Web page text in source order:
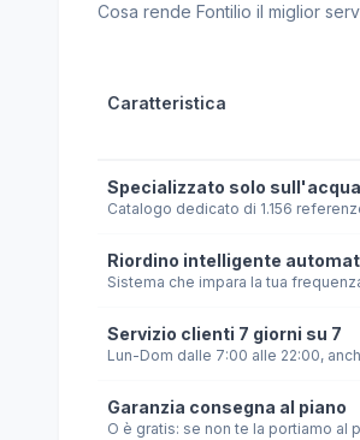
Cosa rende Fontilio il miglior
Caratteristica
Specializzato solo
Catalogo dedicato di 1.156
Riordino intelligente
Sistema che impara la tua
Servizio clienti 7 giorni su 7
Lun-Dom dalle 7:00 alle 22:00,
Garanzia consegna al piano
O è gratis: se non te la portiamo al